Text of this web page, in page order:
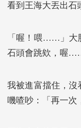
看到王海大丟出石
「喔！喂……」大
石頭會跳欸，喔
我被進富擋住，沒
嘰喳吵：「再一